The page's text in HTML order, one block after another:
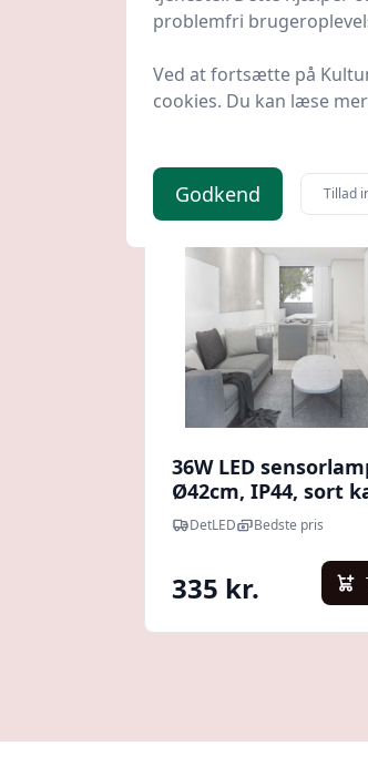
BatteryStore & More
269 kr.
36W LED
Ø42cm, IP44, sort
indbygget
sensor, 4000K - Kulør
DetLED Bedste pris
335 kr.
problemfri
Ved at fortsætte på
cookies. Du kan læse
Godkend Tillad